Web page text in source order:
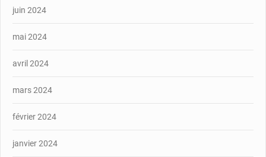
juin 2024
mai 2024
avril 2024
mars 2024
février 2024
janvier 2024